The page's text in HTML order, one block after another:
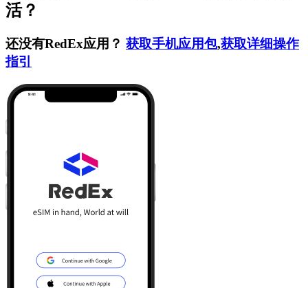
活？
还没有RedEx应用？ 获取手机应用包,获取详细操作
指引